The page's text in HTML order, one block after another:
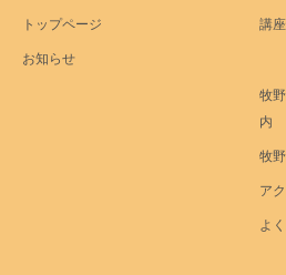
トップページ
お知らせ
講
牧
内
牧
ア
よ